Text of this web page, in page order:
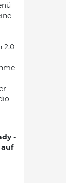
2.0
-
auf